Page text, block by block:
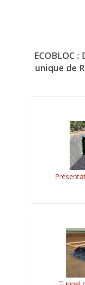
ECOBLOC
unique de